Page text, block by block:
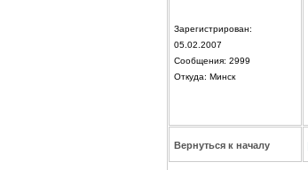
Зарегистрирован:
05.02.2007
Сообщения: 2999
Откуда: Минск
Вернуться к началу